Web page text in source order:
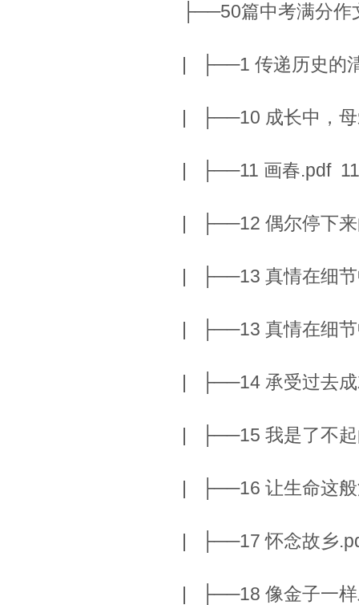
├──50篇中考满分
| ├──1 传递历史的
| ├──10 成长中，母
| ├──11 画春.pdf
| ├──12 偶尔停下来
| ├──13 真情在细
| ├──13 真情在细
| ├──14 承受过去成
| ├──15 我是了不起
| ├──16 让生命这
| ├──17 怀念故乡
| ├──18 像金子一